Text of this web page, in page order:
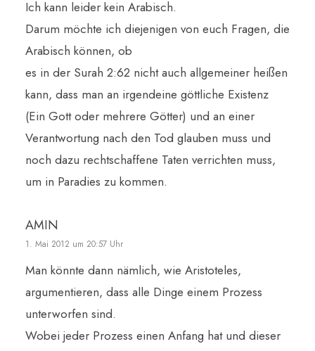
Ich kann leider kein Arabisch.
Darum möchte ich diejenigen von euch Fragen, die
Arabisch können, ob
es in der Surah 2:62 nicht auch allgemeiner heißen
kann, dass man an irgendeine göttliche Existenz
(Ein Gott oder mehrere Götter) und an einer
Verantwortung nach den Tod glauben muss und
noch dazu rechtschaffene Taten verrichten muss,
um in Paradies zu kommen.
AMIN
1. Mai 2012 um 20:57 Uhr
Man könnte dann nämlich, wie Aristoteles,
argumentieren, dass alle Dinge einem Prozess
unterworfen sind.
Wobei jeder Prozess einen Anfang hat und dieser